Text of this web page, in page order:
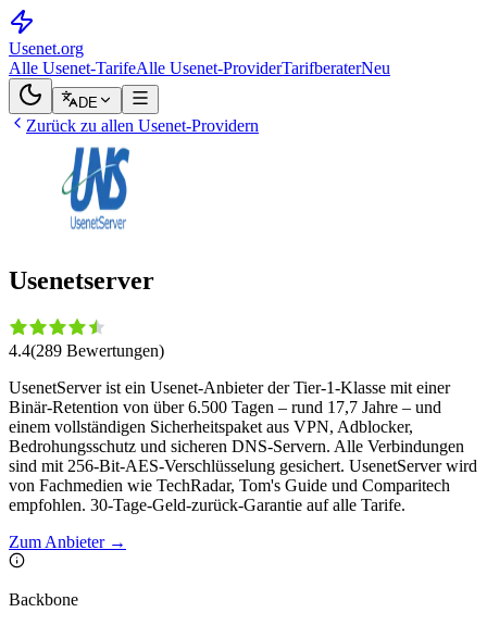
Usenet.org
Alle Usenet-TarifeAlle Usenet-ProviderTarifberaterNeu
DE
Zurück zu allen Usenet-Providern
Usenetserver
4.4(289 Bewertungen)
UsenetServer ist ein Usenet-Anbieter der Tier-1-Klasse mit einer
Binär-Retention von über 6.500 Tagen – rund 17,7 Jahre – und
einem vollständigen Sicherheitspaket aus VPN, Adblocker,
Bedrohungsschutz und sicheren DNS-Servern. Alle Verbindungen
sind mit 256-Bit-AES-Verschlüsselung gesichert. UsenetServer wird
von Fachmedien wie TechRadar, Tom's Guide und Comparitech
empfohlen. 30-Tage-Geld-zurück-Garantie auf alle Tarife.
Zum Anbieter→
Backbone